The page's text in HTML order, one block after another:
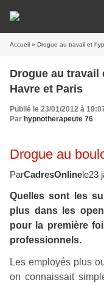
Accueil » Drogue au travail et
Drogue au travail
Havre et Paris
Publié le 23/01/2012 à
Par hypnotherapeute 76
Drogue au
ParCadresOnlinele23
Quelles sont les
plus dans les
pour la première
professionnels.
Les employés plus
on connaissait